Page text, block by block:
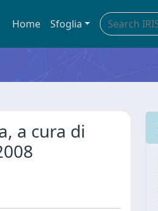
Home Sfoglia
a cura di